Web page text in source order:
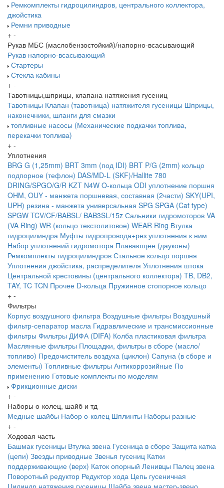
Ремкомплекты гидроцилиндров, центрального коллектора,
джойстика
Ремни приводные
+ -
Рукав МБС (маслобензостойкий)/напорно-всасывающий
Рукав напорно-всасывающий
Стартеры
Стекла кабины
+ -
Тавотницы,шприцы, клапана натяжения гусениц
Тавотницы Клапан (тавотница) натяжителя гусеницы Шприцы,
наконечники, шланги для смазки
топливные насосы (Механические подкачки топлива,
перекачки топлива)
+ -
Уплотнения
BRG G (1,25mm) BRT 3mm (под IDI) BRT P/G (2mm) кольцо
подпорное (тефлон) DAS/MD-L (SKF)/Hallite 780
DRING/SPGO/G/R KZT N4W O-кольца ODI уплотнение поршня
OHM, OUY - манжета поршневая, составная (2части) SKY(UPI,
UPH) резина - манжета универсальная SPG SPGA (Cat type)
SPGW TCV/CF/BABSL/ BAB3SL/15z Сальники гидромоторов VA
(VA Ring) WR (кольцо текстолитовое) WEAR Ring Втулка
гидроцилиндра Муфты гидропровода+рез уплотнения к ним
Набор уплотнений гидромотора Плавающее (дауконы)
Ремкомплекты гидроцилиндров Стальное кольцо поршня
Уплотнения джойстика, распределителя Уплотнения штока
Центральной крестовины (центрального коллектора) TB, DB2,
TAY, TC TCN Прочее D-кольца Пружинное стопорное кольцо
+ -
Фильтры
Корпус воздушного фильтра Воздушные фильтры Воздушный
фильтр-сепаратор масла Гидравлические и трансмиссионные
фильтры Фильтры ДИФА (DIFA) Колба пластиковая фильтра
Маслянные фильтры Площадки, фильтры в сборе (масло/
топливо) Предочиститель воздуха (циклон) Сапуна (в сборе и
элементы) Топливные фильтры Антикоррозийные По
применению Готовые комплекты по моделям
Фрикционные диски
+ -
Наборы о-колец, шайб и тд
Медные шайбы Набор о-колец Шплинты Наборы разные
+ -
Ходовая часть
Башмак гусеницы Втулка звена Гусеница в сборе Защита катка
(цепи) Звезды приводные Звенья гусениц Катки
поддерживающие (верх) Каток опорный Ленивцы Палец звена
Поворотный редуктор Редуктор хода Цепь гусеничная